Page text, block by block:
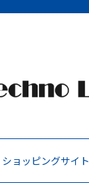
ショッピングサイト